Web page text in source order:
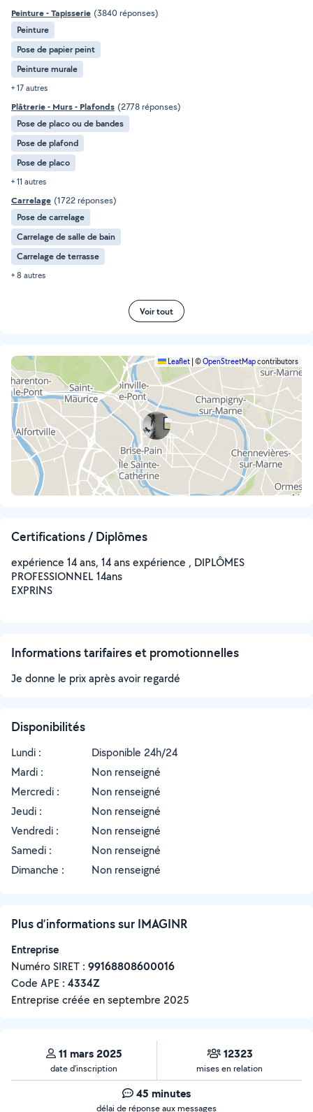
Peinture - Tapisserie (3840 réponses)
Peinture
Pose de papier peint
Peinture murale
+ 17 autres
Plâtrerie - Murs - Plafonds (2778 réponses)
Pose de placo ou de bandes
Pose de plafond
Pose de placo
+ 11 autres
Carrelage (1722 réponses)
Pose de carrelage
Carrelage de salle de bain
Carrelage de terrasse
+ 8 autres
Voir tout
Leaflet ©OpenStreetMapcontributors
Certifications / Diplômes
expérience 14 ans, 14 ans expérience , DIPLÔMES
PROFESSIONNEL 14ans
EXPRINS
Informations tarifaires et promotionnelles
Je donne le prix après avoir regardé
Disponibilités
Lundi :
Disponible 24h/24
Mardi :
Non renseigné
Mercredi :
Non renseigné
Jeudi :
Non renseigné
Vendredi :
Non renseigné
Samedi :
Non renseigné
Dimanche :
Non renseigné
Plus d’informations sur IMAGINR
Entreprise
Numéro SIRET : ‍99168808600016
Code APE : 4334Z
Entreprise créée enseptembre 2025
11 mars 2025
date d’inscription
12323
mises en relation
45 minutes
délai de réponse aux messages